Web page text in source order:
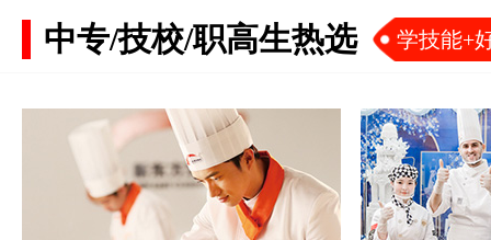
中专/技校/职高生热选 学技能+